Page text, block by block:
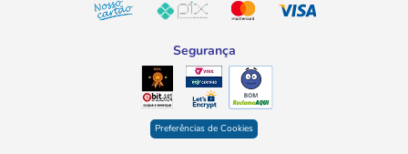
integral em promoção para economizar nas compras do
mês sem abrir mão da qualidade. E aqui você vai
encontrar sempre o melhor preço!
Diferença entre leite integral,
Segurança
Preferências de Cookies